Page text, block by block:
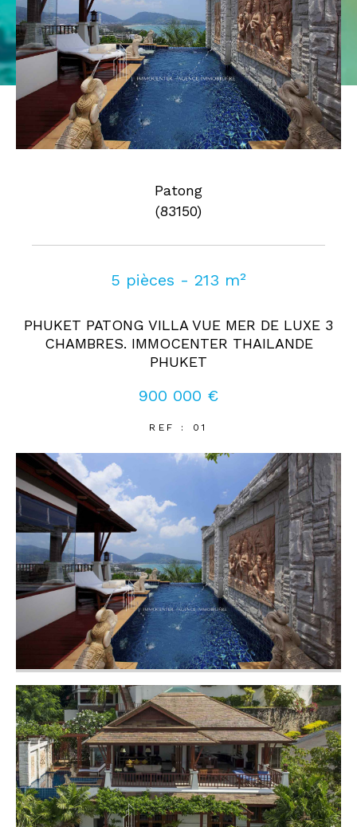
Patong
(83150)
5 pièces - 213 m²
PHUKET PATONG VILLA VUE MER DE LUXE 3
CHAMBRES. IMMOCENTER THAILANDE
PHUKET
900 000 €
REF : 01
Pièces
1 2 3 4 5
Où
AFFINER LES CRITÈRES
FILTRER PAR
RECHERCHER